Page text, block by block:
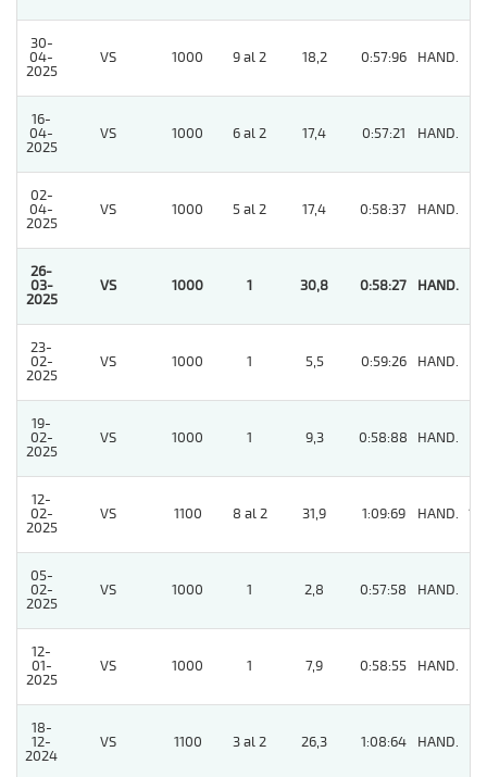
30-
04-
2025
VS 1000 9 al 2 18,2 0:57:96 HAND.
16-
04-
2025
VS 1000 6 al 2 17,4 0:57:21 HAND.
02-
04-
2025
VS 1000 5 al 2 17,4 0:58:37 HAND.
26-
03-
2025
VS 1000 1 30,8 0:58:27 HAND.
23-
02-
2025
VS 1000 1 5,5 0:59:26 HAND.
19-
02-
2025
VS 1000 1 9,3 0:58:88 HAND.
12-
02-
2025
VS 1100 8 al 2 31,9 1:09:69 HAND. 13
05-
02-
2025
VS 1000 1 2,8 0:57:58 HAND.
12-
01-
2025
VS 1000 1 7,9 0:58:55 HAND.
18-
12-
2024
VS 1100 3 al 2 26,3 1:08:64 HAND.